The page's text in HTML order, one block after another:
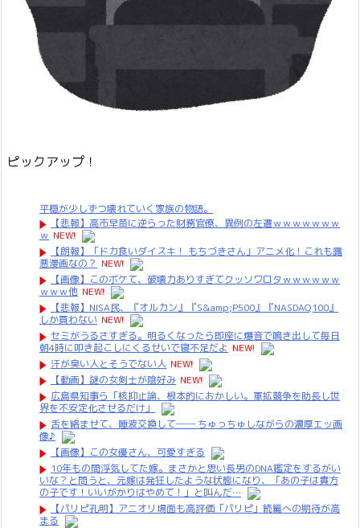
ピックアップ！
平穏が少しずつ壊れていく家族の物語。
【悲報】高市早苗に逆らった財務官僚、異例の左遷ｗｗｗｗｗｗｗ
ｗ NEW!
【朗報】「ドカ食いダイスキ！ もちづきさん」アニメ化！これも露
悪漫画なの？ NEW!
【画像】このボケて、破壊力ありすぎてクッソワロタｗｗｗｗｗｗ
ｗｗｗ他 NEW!
【悲報】NISA民、『オルカン』『S&amp;P500』『NASDAQ100』
しか買わない NEW!
セミがうるさすぎる。明るくなったら即座に爆音で鳴き出して毎日
朝4時に叩き起こしにくるせいで寝不足だよ NEW!
汗が臭い人とそうでない人 NEW!
【動画】謎の女剣士が陰好み NEW!
広島県知事ら「核抑止論、根本的におかしい。軍拡競争を助長し世
界を不安定化させるだけ」
舌を絡ませて、唾液交換して── ちゅっちゅしながらの濃厚エッ画
像♪
【画像】この女優さん、可愛すぎる
10年もの間浮気してた嫁。まさかと思い長男のDNA鑑定をするがい
いな？と問うと、元嫁は発狂したような状態になり、「あの子は貴方
の子です！いいがかりはやめて！」と叫んだ…
【パリピ孔明】アニオリ場面も高評価「パリピ」続編への期待が高
まる